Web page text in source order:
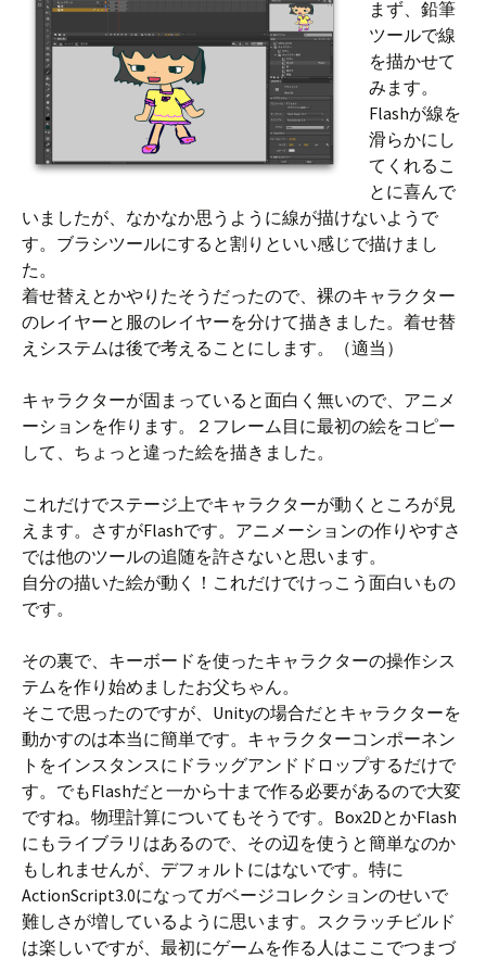
まず、鉛筆
ツールで線
を描かせて
みます。
Flashが線を
滑らかにし
てくれるこ
とに喜んで
いましたが、なかなか思うように線が描けないようで
す。ブラシツールにすると割りといい感じで描けまし
た。
着せ替えとかやりたそうだったので、裸のキャラクター
のレイヤーと服のレイヤーを分けて描きました。着せ替
えシステムは後で考えることにします。（適当）
キャラクターが固まっていると面白く無いので、アニメ
ーションを作ります。２フレーム目に最初の絵をコピー
して、ちょっと違った絵を描きました。
これだけでステージ上でキャラクターが動くところが見
えます。さすがFlashです。アニメーションの作りやすさ
では他のツールの追随を許さないと思います。
自分の描いた絵が動く！これだけでけっこう面白いもの
です。
その裏で、キーボードを使ったキャラクターの操作シス
テムを作り始めましたお父ちゃん。
そこで思ったのですが、Unityの場合だとキャラクターを
動かすのは本当に簡単です。キャラクターコンポーネン
トをインスタンスにドラッグアンドドロップするだけで
す。でもFlashだと一から十まで作る必要があるので大変
ですね。物理計算についてもそうです。Box2DとかFlash
にもライブラリはあるので、その辺を使うと簡単なのか
もしれませんが、デフォルトにはないです。特に
ActionScript3.0になってガベージコレクションのせいで
難しさが増しているように思います。スクラッチビルド
は楽しいですが、最初にゲームを作る人はここでつまづ